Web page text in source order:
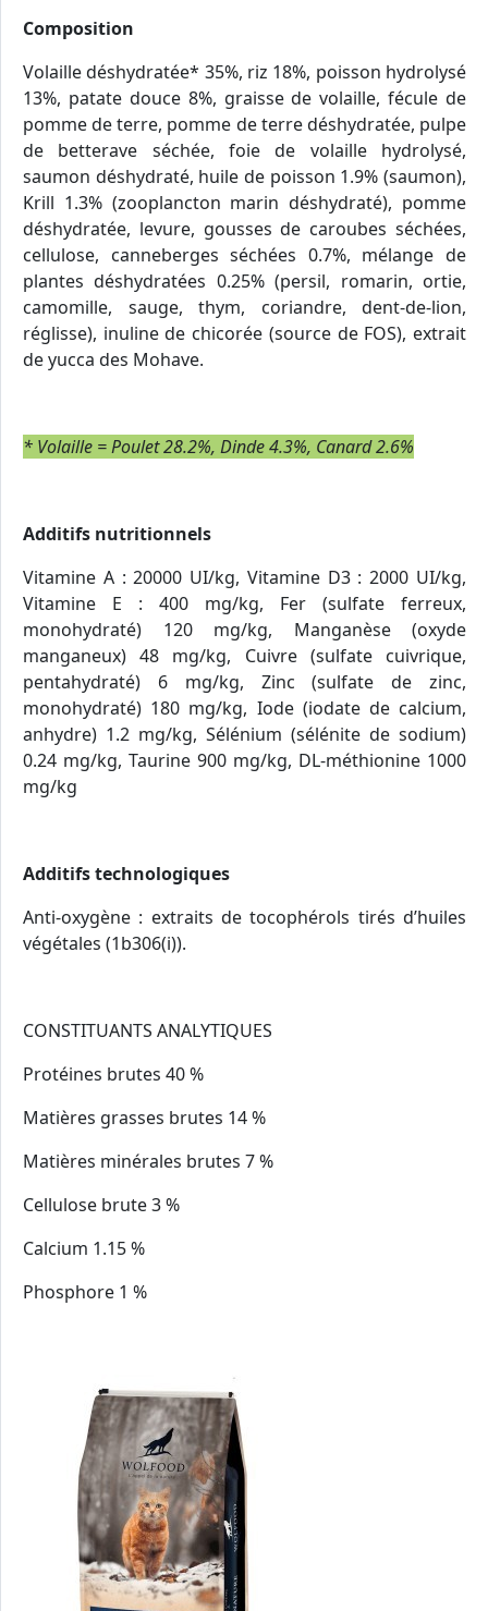
Composition
Volaille déshydratée* 35%, riz 18%, poisson hydrolysé
13%, patate douce 8%, graisse de volaille, fécule de
pomme de terre, pomme de terre déshydratée, pulpe
de betterave séchée, foie de volaille hydrolysé,
saumon déshydraté, huile de poisson 1.9% (saumon),
Krill 1.3% (zooplancton marin déshydraté), pomme
déshydratée, levure, gousses de caroubes séchées,
cellulose, canneberges séchées 0.7%, mélange de
plantes déshydratées 0.25% (persil, romarin, ortie,
camomille, sauge, thym, coriandre, dent-de-lion,
réglisse), inuline de chicorée (source de FOS), extrait
de yucca des Mohave.
* Volaille = Poulet 28.2%, Dinde 4.3%, Canard 2.6%
Additifs nutritionnels
Vitamine A : 20000 UI/kg, Vitamine D3 : 2000 UI/kg,
Vitamine E : 400 mg/kg, Fer (sulfate ferreux,
monohydraté) 120 mg/kg, Manganèse (oxyde
manganeux) 48 mg/kg, Cuivre (sulfate cuivrique,
pentahydraté) 6 mg/kg, Zinc (sulfate de zinc,
monohydraté) 180 mg/kg, Iode (iodate de calcium,
anhydre) 1.2 mg/kg, Sélénium (sélénite de sodium)
0.24 mg/kg, Taurine 900 mg/kg, DL-méthionine 1000
mg/kg
Additifs technologiques
Anti-oxygène : extraits de tocophérols tirés d’huiles
végétales (1b306(i)).
CONSTITUANTS ANALYTIQUES
Protéines brutes 40 %
Matières grasses brutes 14 %
Matières minérales brutes 7 %
Cellulose brute 3 %
Calcium 1.15 %
Phosphore 1 %